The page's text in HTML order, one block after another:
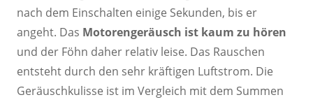
nach dem Einschalten einige Sekunden, bis er
angeht. Das Motorengeräusch ist kaum zu hören
und der Föhn daher relativ leise. Das Rauschen
entsteht durch den sehr kräftigen Luftstrom. Die
Geräuschkulisse ist im Vergleich mit dem Summen